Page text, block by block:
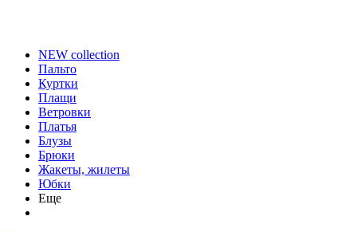
NEW collection
Пальто
Куртки
Плащи
Ветровки
Платья
Блузы
Брюки
Жакеты, жилеты
Юбки
Еще